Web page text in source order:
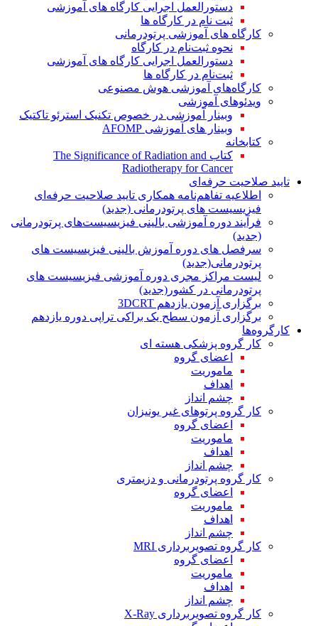
دستورالعمل اجرایی کارگاه های آموزشی
ثبت نام در کارگاه ها
کارگاه های آموزشی پرتودرمانی
نحوه ثبت‌نام در کارگاه
دستورالعمل اجرایی کارگاه های آموزشی
ثبت‌نام در کارگاه ها
کارگاه‌های آموزشی هوش مصنوعی
ویدئوهای آموزشی
وبینار آموزشی در خصوص تکنیک استرئو تاکتیک
وبینار های آموزشی AFOMP
کتابخانه
کتاب The Significance of Radiation and
Radiotherapy for Cancer
تایید صلاحیت حرفه‌ای
اطلاعیه تفاهم‌نامه همکاری تایید صلاحیت حرفه‌ای
فیزیسیست های پرتودرمانی (جدید)
فرآیند دوره آموزشی بالینی فیزیسیست‌های پرتودرمانی
(جدید)
سرفصل های دوره آموزش بالینی فیزیسیست های
پرتودرمانی(جدید)
لیست مراکز مجری دوره آموزشی فیزیسیست های
پرتودرمانی در کشور(جدید)
برگزاری آزمون یازدهم 3DCRT
برگزاری آزمون سطح یک براکی تراپی دوره یازدهم
کارگروه‌ها
کار گروه پزشکی هسته ای
اعضای گروه
ماموریت
اهداف
چشم انداز
کار گروه پرتوهای غیر یونیزان
اعضای گروه
ماموریت
اهداف
چشم انداز
کار گروه پرتودرمانی و دزیمتری
اعضای گروه
ماموریت
اهداف
چشم انداز
کار گروه تصویربرداری MRI
اعضای گروه
ماموریت
اهداف
چشم انداز
کار گروه تصویربرداری X-Ray